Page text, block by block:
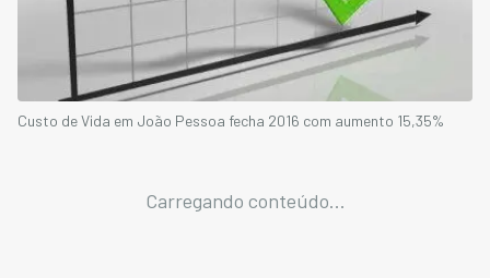
Custo de Vida em João Pessoa fecha 2016 com aumento 15,35%
Carregando conteúdo...